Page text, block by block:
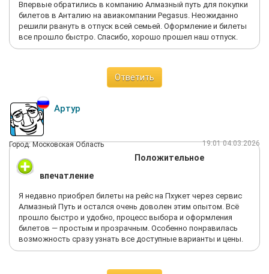
Впервые обратились в компанию Алмазный путь для покупки
билетов в Анталию на авиакомпании Pegasus. Неожиданно
решили рвануть в отпуск всей семьей. Оформление и билеты
все прошло быстро. Спасибо, хорошо прошел наш отпуск.
Ответить
Артур
Город: Московская Область 19:01 04.03.2026
Положительное
впечатление
Я недавно приобрел билеты на рейс на Пхукет через сервис
Алмазный Путь и остался очень доволен этим опытом. Всё
прошло быстро и удобно, процесс выбора и оформления
билетов — простым и прозрачным. Особенно понравилась
возможность сразу узнать все доступные варианты и цены.